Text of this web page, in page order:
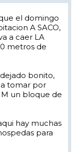
el domingo
A SACO,
a caer LA
metros de
bonito,
a tomar por
M un bloque de
hay muchas
para